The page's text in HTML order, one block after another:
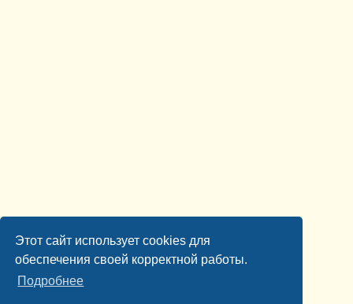
Этот сайт использует cookies для
обеспечения своей корректной работы.
Подробнее